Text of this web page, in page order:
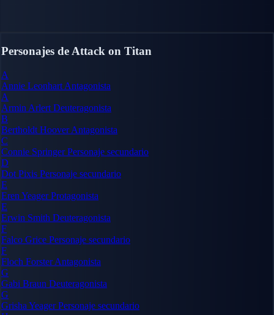
Personajes de Attack on Titan
A
Annie Leonhart Antagonista
A
Armin Arlert Deuteragonista
B
Bertholdt HooverAntagonista
C
Connie SpringerPersonaje secundario
D
Dot Pixis Personaje secundario
E
Eren YeagerProtagonista
E
Erwin Smith Deuteragonista
F
Falco Grice Personaje secundario
F
Floch ForsterAntagonista
G
Gabi Braun Deuteragonista
G
Grisha YeagerPersonaje secundario